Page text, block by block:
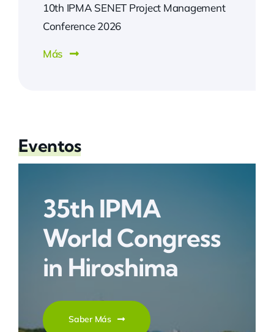
10th IPMA SENET Project Management
Conference 2026
Más
Eventos
35th IPMA
World Congress
in Hiroshima
Saber Más